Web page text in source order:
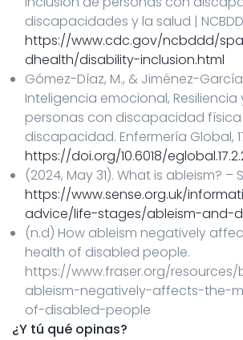
discapacidades y la salud |
https://www.cdc.gov/ncbddd/
dhealth/disability-inclusion.html
Gómez-Díaz, M., & Jiménez-
Inteligencia emocional,
personas con discapacidad física
discapacidad. Enfermería Global,
https://doi.org/10.6018/
(2024, May 31). What is ableism? –
https://www.sense.org.uk/
advice/life-stages/ableism-and-
(n.d) How ableism negatively
health of disabled people.
https://www.fraser.org/
ableism-negatively-affects-the-
of-disabled-people
¿Y tú qué opinas?